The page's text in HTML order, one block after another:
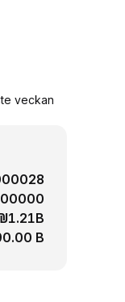
veckan
B